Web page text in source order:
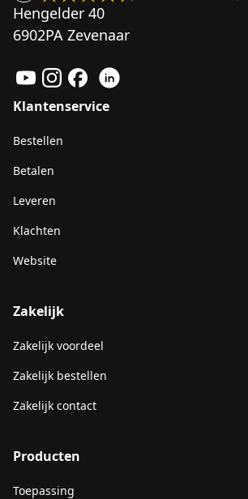
Hengelder 40
6902PA Zevenaar
Klantenservice
Bestellen
Betalen
Leveren
Klachten
Website
Zakelijk
Zakelijk voordeel
Zakelijk bestellen
Zakelijk contact
Producten
Toepassing